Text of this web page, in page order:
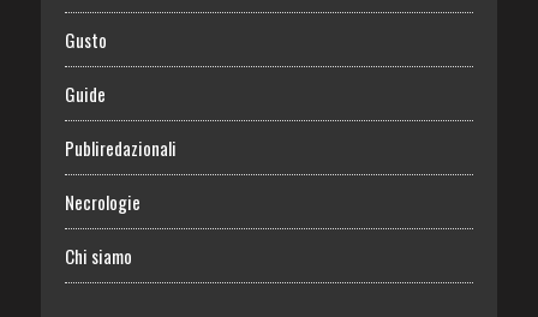
Gusto
Guide
Publiredazionali
Necrologie
Chi siamo